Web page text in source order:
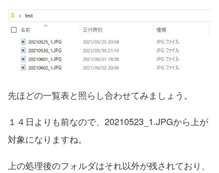
先ほどの一覧表と照らし合わせてみましょう。
１４日よりも前なので、20210523_1.JPGから上が
対象になりますね。
上の処理後のフォルダはそれ以外が残されており、